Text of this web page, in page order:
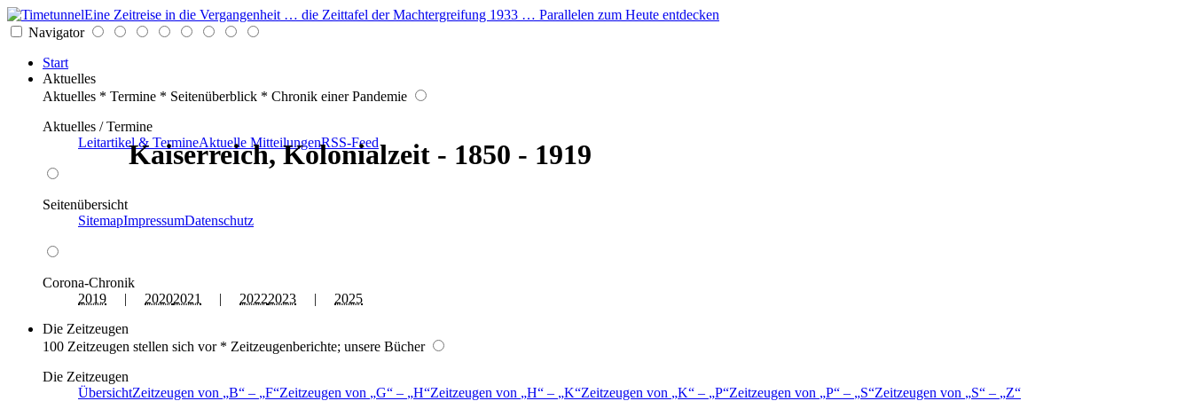
Eine Zeitreise in die Vergangenheit … die Zeittafel der Machtergreifung 1933 … Parallelen zum Heute entdecken
Navigator
Start
Aktuelles
Aktuelles * Termine * Seitenüberblick * Chronik einer Pandemie
Aktuelles / Termine
Leitartikel & TermineAktuelle MitteilungenRSS-Feed
Seitenübersicht
SitemapImpressumDatenschutz
Corona-Chronik
2019 | 20202021 | 20222023 | 2025
Die Zeitzeugen
100 Zeitzeugen stellen sich vor * Zeitzeugenberichte; unsere Bücher
Die Zeitzeugen
ÜbersichtZeitzeugen von B – F Zeitzeugen von G – H Zeitzeugen von H – K Zeitzeugen von K – P Zeitzeugen von P – S Zeitzeugen von S –
Z
Kaiserreich, Kolonialzeit - 1850 - 1919